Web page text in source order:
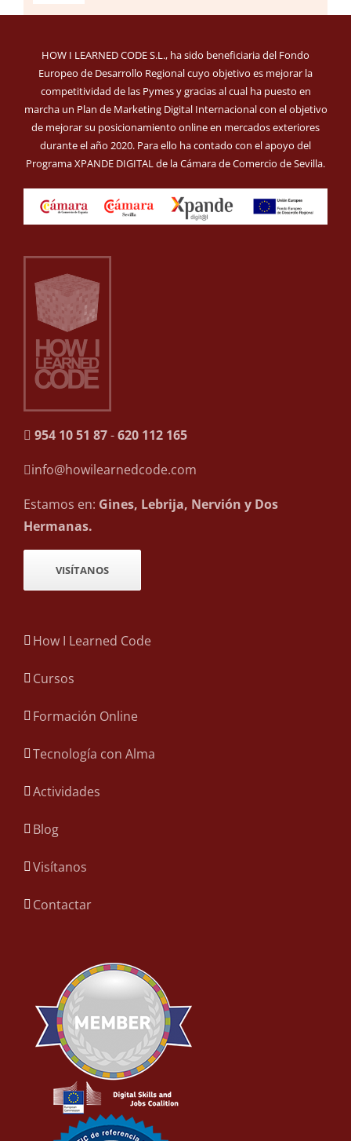
HOW I LEARNED CODE S.L., ha sido beneficiaria del Fondo
Europeo de Desarrollo Regional cuyo objetivo es mejorar la
competitividad de las Pymes y gracias al cual ha puesto en
marcha un Plan de Marketing Digital Internacional con el objetivo
de mejorar su posicionamiento online en mercados exteriores
durante el año 2020. Para ello ha contado con el apoyo del
Programa XPANDE DIGITAL de la Cámara de Comercio de Sevilla.
954 10 51 87-620 112 165
info@howilearnedcode.com
Estamos en: Gines, Lebrija, Nervión y Dos
Hermanas.
VISÍTANOS
How I Learned Code
Cursos
Formación Online
Tecnología con Alma
Actividades
Blog
Visítanos
Contactar